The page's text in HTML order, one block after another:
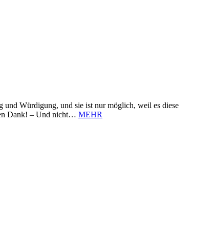
und Würdigung, und sie ist nur möglich, weil es diese
Dank! – Und nicht… MEHR